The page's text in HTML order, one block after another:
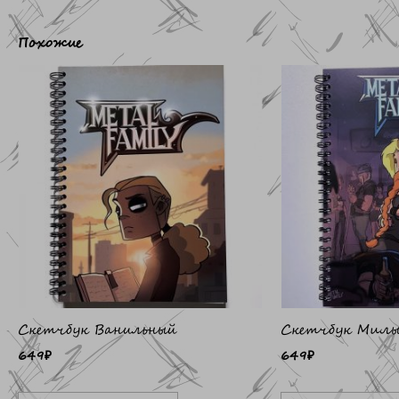
Похожие
Скетчбук Ванильный
649₽
Скетчбук
649₽